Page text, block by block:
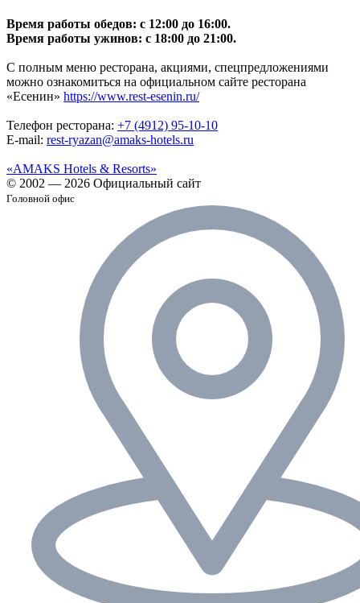
Время работы обедов: с 12:00 до 16:00.
Время работы ужинов: с 18:00 до 21:00.
С полным меню ресторана, акциями, спецпредложениями
можно ознакомиться на официальном сайте ресторана
«Есенин» https://www.rest-esenin.ru/
Телефон ресторана: +7 (4912) 95-10-10
E-mail: rest-ryazan@amaks-hotels.ru
«AMAKS Hotels & Resorts»
© 2002 — 2026 Официальный сайт
Головной офис